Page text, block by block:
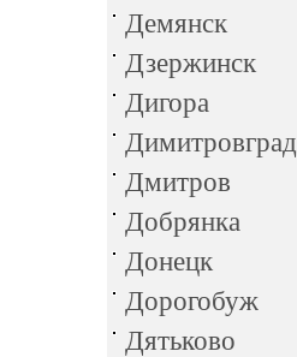
Демянск
Дзержинск
Дигора
Димитровград
Дмитров
Добрянка
Донецк
Дорогобуж
Дятьково